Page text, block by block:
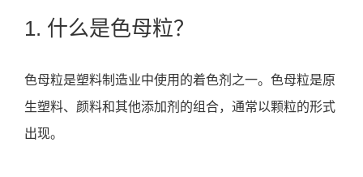
1. 什么是色母粒？
色母粒是塑料制造业中使用的着色剂之一。色母粒是原
生塑料、颜料和其他添加剂的组合，通常以颗粒的形式
出现。